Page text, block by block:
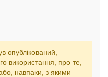
опублікований,
використання, про те,
навпаки, з якими